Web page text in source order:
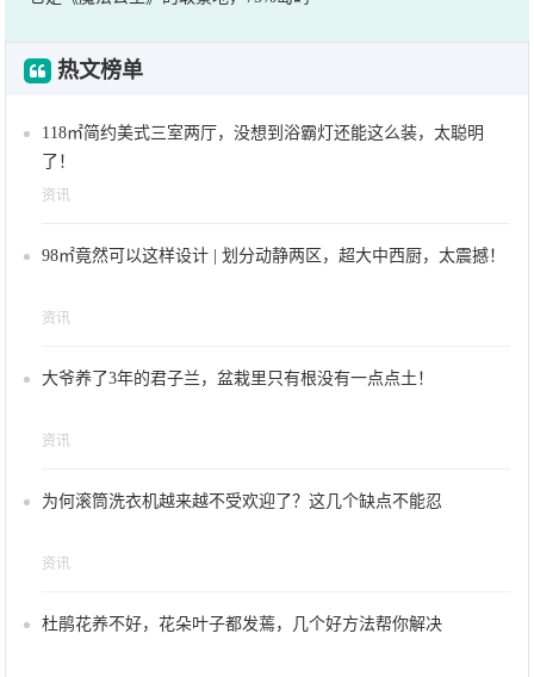
热文榜单
118㎡简约美式三室两厅，没想到浴霸灯还能这么装，太聪明
了！
资讯
98㎡竟然可以这样设计 | 划分动静两区，超大中西厨，太震撼！
资讯
大爷养了3年的君子兰，盆栽里只有根没有一点点土！
资讯
为何滚筒洗衣机越来越不受欢迎了？这几个缺点不能忍
资讯
杜鹃花养不好，花朵叶子都发蔫，几个好方法帮你解决